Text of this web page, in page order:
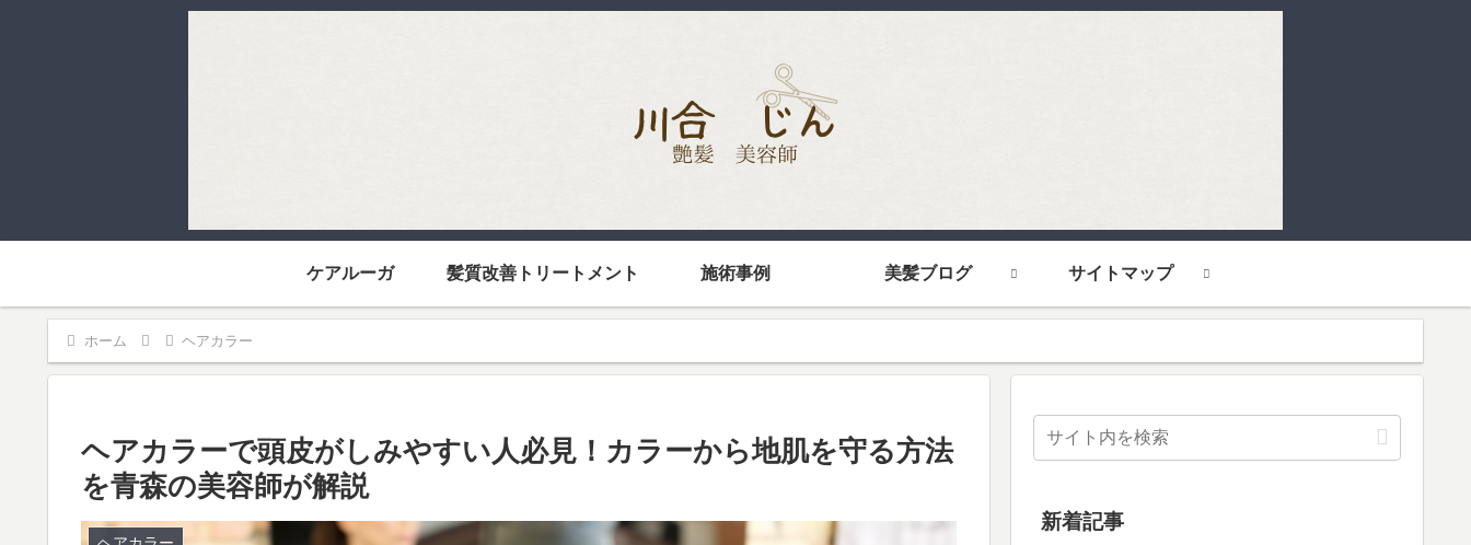
ケアルーガ 髪質改善トリートメント 施術事例 美髪ブログ サイトマップ
ホーム ヘアカラー
ヘアカラーで頭皮がしみやすい人必見！カラーから地肌を守る方法
を青森の美容師が解説
新着記事